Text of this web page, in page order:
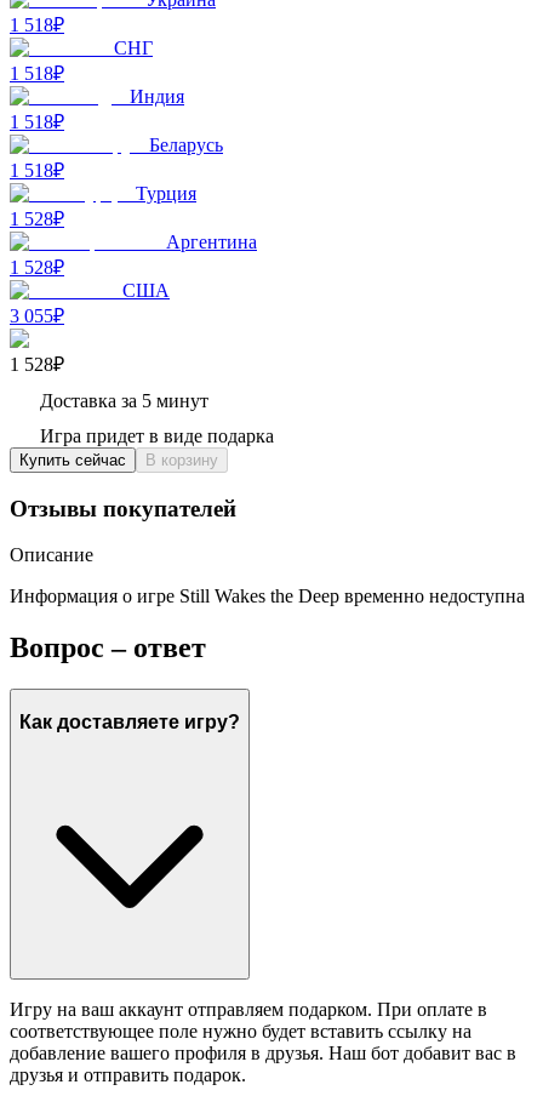
1 518₽
СНГ
1 518₽
Индия
1 518₽
Беларусь
1 518₽
Турция
1 528₽
Аргентина
1 528₽
США
3 055₽
1 528₽
Доставка за 5 минут
Игра придет в виде подарка
Купить сейчас В корзину
Отзывы покупателей
Описание
Информация о игре Still Wakes the Deep временно недоступна
Вопрос – ответ
Как доставляете игру?
Игру на ваш аккаунт отправляем подарком. При оплате в
соответствующее поле нужно будет вставить ссылку на
добавление вашего профиля в друзья. Наш бот добавит вас в
друзья и отправить подарок.